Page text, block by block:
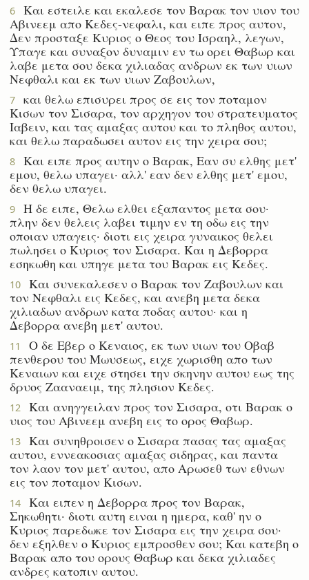
6
Και εστειλε και εκαλεσε τον Βαρακ τον υιον του
Αβινεεμ απο Κεδες-νεφαλι, και ειπε προς αυτον,
Δεν προσταξε Κυριος ο Θεος του Ισραηλ, λεγων,
Υπαγε και συναξον δυναμιν εν τω ορει Θαβωρ και
λαβε μετα σου δεκα χιλιαδας ανδρων εκ των υιων
Νεφθαλι και εκ των υιων Ζαβουλων,
7
και θελω επισυρει προς σε εις τον ποταμον
Κισων τον Σισαρα, τον αρχηγον του στρατευματος
Ιαβειν, και τας αμαξας αυτου και το πληθος αυτου,
και θελω παραδωσει αυτον εις την χειρα σου;
8
Και ειπε προς αυτην ο Βαρακ, Εαν συ ελθης μετ'
εμου, θελω υπαγει· αλλ' εαν δεν ελθης μετ' εμου,
δεν θελω υπαγει.
9
Η δε ειπε, Θελω ελθει εξαπαντος μετα σου·
πλην δεν θελεις λαβει τιμην εν τη οδω εις την
οποιαν υπαγεις· διοτι εις χειρα γυναικος θελει
πωλησει ο Κυριος τον Σισαρα. Και η Δεβορρα
εσηκωθη και υπηγε μετα του Βαρακ εις Κεδες.
10
Και συνεκαλεσεν ο Βαρακ τον Ζαβουλων και
τον Νεφθαλι εις Κεδες, και ανεβη μετα δεκα
χιλιαδων ανδρων κατα ποδας αυτου· και η
Δεβορρα ανεβη μετ' αυτου.
11
Ο δε Εβερ ο Κεναιος, εκ των υιων του Οβαβ
πενθερου του Μωυσεως, ειχε χωρισθη απο των
Κεναιων και ειχε στησει την σκηνην αυτου εως της
δρυος Ζααναειμ, της πλησιον Κεδες.
12
Και ανηγγειλαν προς τον Σισαρα, οτι Βαρακ ο
υιος του Αβινεεμ ανεβη εις το ορος Θαβωρ.
13
Και συνηθροισεν ο Σισαρα πασας τας αμαξας
αυτου, εννεακοσιας αμαξας σιδηρας, και παντα
τον λαον τον μετ' αυτου, απο Αρωσεθ των εθνων
εις τον ποταμον Κισων.
14
Και ειπεν η Δεβορρα προς τον Βαρακ,
Σηκωθητι· διοτι αυτη ειναι η ημερα, καθ' ην ο
Κυριος παρεδωκε τον Σισαρα εις την χειρα σου·
δεν εξηλθεν ο Κυριος εμπροσθεν σου; Και κατεβη ο
Βαρακ απο του ορους Θαβωρ και δεκα χιλιαδες
ανδρες κατοπιν αυτου.